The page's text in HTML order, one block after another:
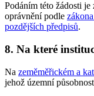
Podáním této žádosti
oprávnění podle
pozdějších předpisů.
8. Na které
Na zeměměřickém a
jehož územní